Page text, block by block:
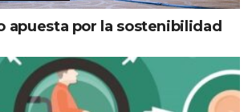
apuesta por la sostenibilidad